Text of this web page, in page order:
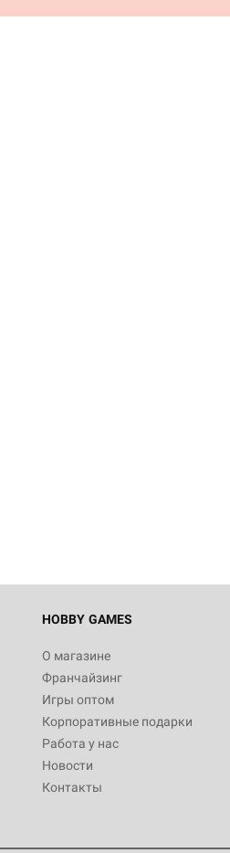
HOBBY GAMES
О магазине
Франчайзинг
Игры оптом
Корпоративные подарки
Работа у нас
Новости
Контакты